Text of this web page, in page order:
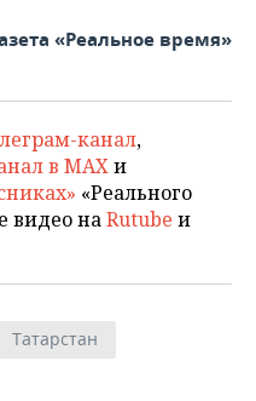
«Реальное время»
канал,
в MAXи
«Реального
видео наRutube и
Татарстан